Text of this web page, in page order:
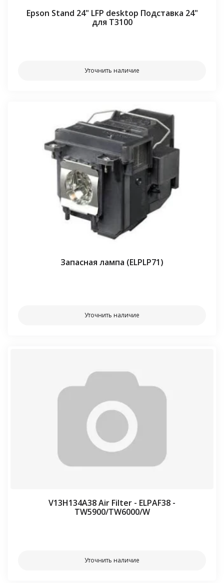
Epson Stand 24" LFP desktop Подставка 24"
для T3100
Уточнить наличие
Запасная лампа (ELPLP71)
Уточнить наличие
V13H134A38 Air Filter - ELPAF38 -
TW5900/TW6000/W
Уточнить наличие